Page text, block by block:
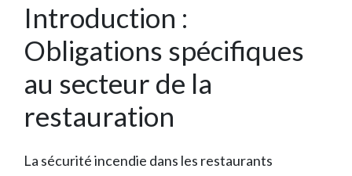
Introduction :
Obligations spécifiques
au secteur de la
restauration
La sécurité incendie dans les restaurants